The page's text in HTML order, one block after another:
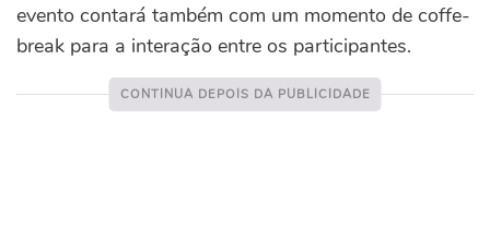
evento contará também com um momento de coffe-
break para a interação entre os participantes.